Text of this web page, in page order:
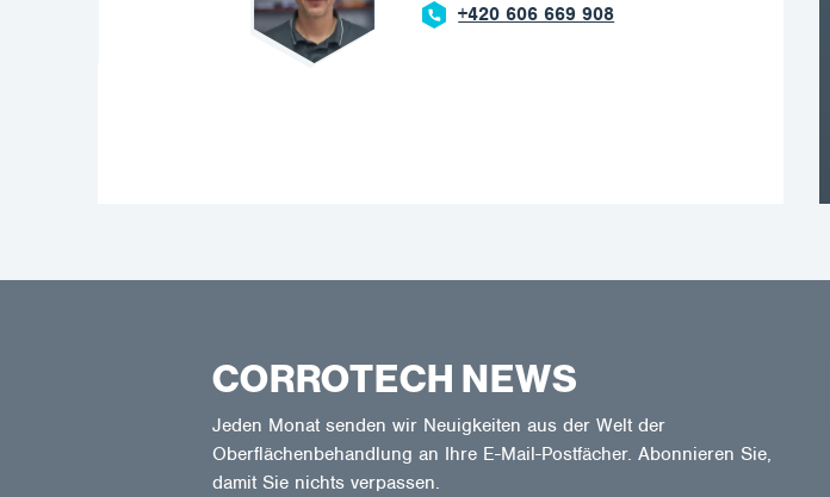
+420 602 789 403
CORROTECH NEWS
Jeden Monat senden wir Neuigkeiten aus der Welt der
Oberflächenbehandlung an Ihre E-Mail-Postfächer. Abonnieren Sie,
damit Sie nichts verpassen.